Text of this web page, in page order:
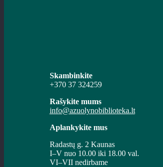
Skambinkite
+370 37 324259
Rašykite mums
info@azuolynobiblioteka.lt
Aplankykite mus
Radastų g. 2 Kaunas
I–V nuo 10.00 iki 18.00 val.
VI–VII nedirbame